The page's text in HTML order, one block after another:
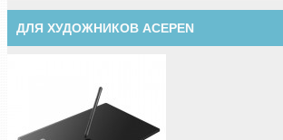
ДЛЯ ХУДОЖНИКОВ ACEPEN